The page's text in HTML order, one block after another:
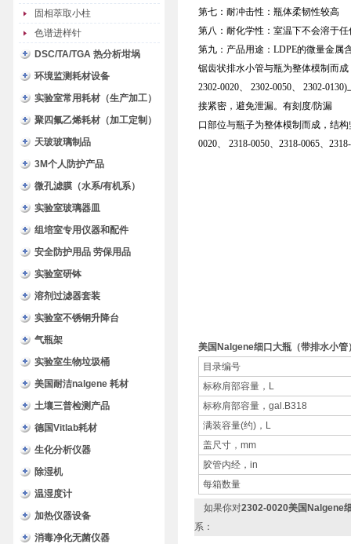
固相萃取小柱
色谱进样针
DSC/TA/TGA 热分析坩埚
环境监测耗材设备
实验室常用耗材（生产加工）
聚四氟乙烯耗材（加工定制）
天玻玻璃制品
3M个人防护产品
微孔滤膜（水系/有机系）
实验室玻璃器皿
组培室专用仪器和配件
安全防护用品 劳保用品
实验室研钵
溶剂过滤器套装
实验室不锈钢升降台
气瓶架
实验室生物垃圾桶
美国耐洁nalgene 耗材
土壤三普检测产品
德国Vitlab耗材
生化分析仪器
除湿机
温湿度计
加热仪器设备
消毒净化无菌仪器
第七：耐冲击性：瓶体柔韧性较高
第八：耐化学性：室温下不会溶于
第九：产品用途：LDPE的微量金属
锯齿状排水小管与瓶为整体模制而
2302-0020、 2302-0050、 2302-
接紧密，避免泄漏。有刻度/防漏
口部位与瓶子为整体模制而成，结
0020、 2318-0050、2318-0065、
美国Nalgene细口大瓶（带排水小
目录编号
标称肩部容量，L
标称肩部容量，gal.B318
满装容量(约)，L
盖尺寸，mm
胶管内经，in
每箱数量
如果你对2302-0020美国Nalgene
系：